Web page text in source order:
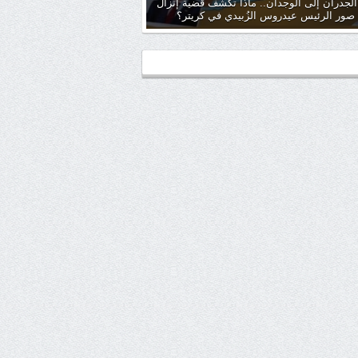
إلى الوجدان.. ماذا تكشف قضية إنزال
صور الرئيس عيدروس الزُبيدي في كريتر؟